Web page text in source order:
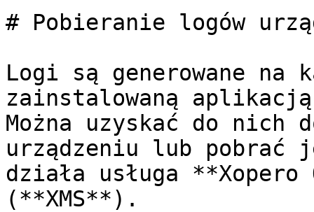
# Pobieranie logów
Logi są generowane na
zainstalowaną
Można uzyskać do nich
urządzeniu lub pobrać
działa usługa **Xopero
(**XMS**).